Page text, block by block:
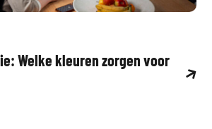
Welke kleuren zorgen voor